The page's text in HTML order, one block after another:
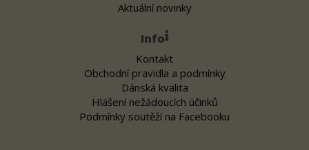
Aktuální novinky
Info
Kontakt
Obchodní pravidla a podmínky
Dánská kvalita
Hlášení nežádoucích účinků
Podmínky soutěží na Facebooku